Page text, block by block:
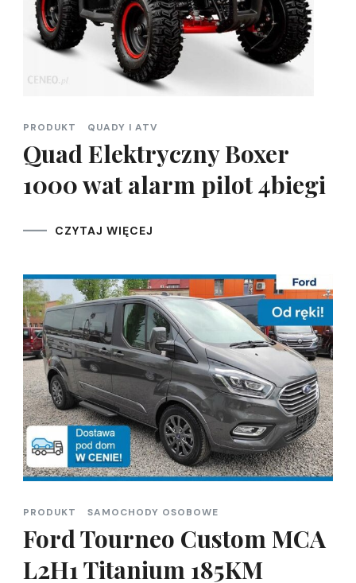
PRODUKT QUADY I ATV
Quad Elektryczny Boxer
1000 wat alarm pilot 4biegi
CZYTAJ WIĘCEJ
PRODUKT SAMOCHODY OSOBOWE
Ford Tourneo Custom MCA
L2H1 Titanium 185KM